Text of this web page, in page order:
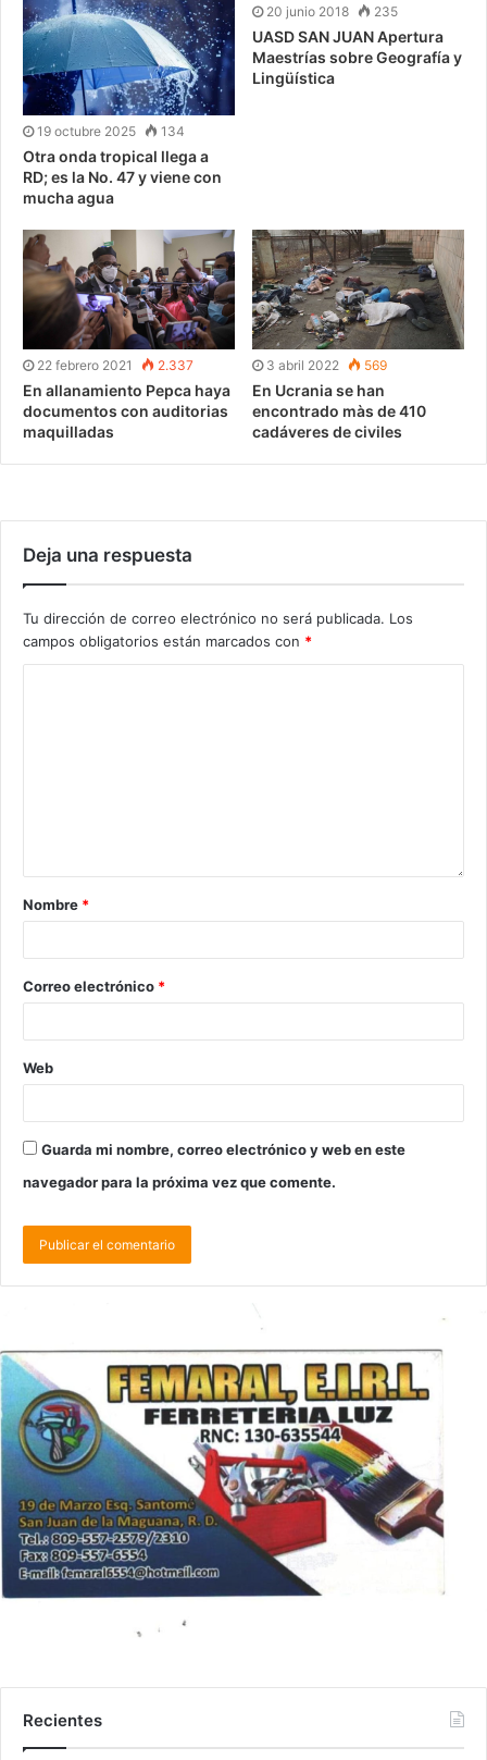
19 octubre 2025 134
Otra onda tropical llega a
RD; es la No. 47 y viene con
mucha agua
20 junio 2018 235
UASD SAN JUAN Apertura
Maestrías sobre Geografía y
Lingüística
22 febrero 2021 2.337
En allanamiento Pepca haya
documentos con auditorias
maquilladas
3 abril 2022 569
En Ucrania se han
encontrado màs de 410
cadáveres de civiles
Deja una respuesta
Tu dirección de correo electrónico no será publicada. Los
campos obligatorios están marcados con *
Nombre *
Correo electrónico *
Web
Guarda mi nombre, correo electrónico y web en este
navegador para la próxima vez que comente.
Recientes